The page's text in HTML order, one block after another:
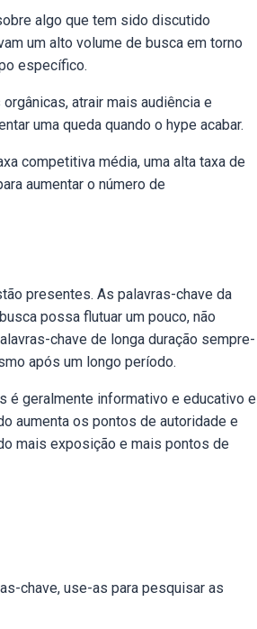
algo que tem sido discutido
um alto volume de busca em torno
específico.
atrair mais audiência e
uma queda quando o hype acabar.
competitiva média, uma alta taxa de
aumentar o número de
presentes. As palavras-chave da
possa flutuar um pouco, não
chave de longa duração sempre-
após um longo período.
é geralmente informativo e educativo e
aumenta os pontos de autoridade e
mais exposição e mais pontos de
chave, use-as para pesquisar as